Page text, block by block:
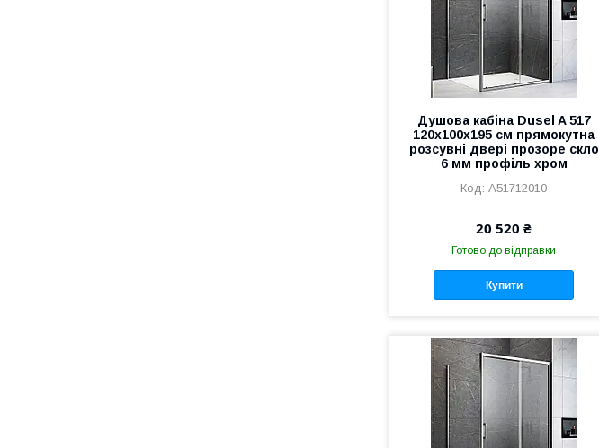
Душова кабіна Dusel A 517
120х100х195 см прямокутна
розсувні двері прозоре скло
6 мм профіль хром
A51712010
20 520 ₴
Готово до відправки
Купити